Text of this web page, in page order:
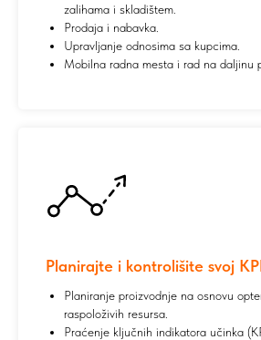
zalihama i skladištem.
Prodaja i nabavka.
Upravljanje odnosima sa kupcima.
Mobilna radna mesta i rad na daljinu
Planirajte i kontrolišite svoj
Planiranje proizvodnje na osnovu
raspoloživih resursa.
Praćenje ključnih indikatora učinka